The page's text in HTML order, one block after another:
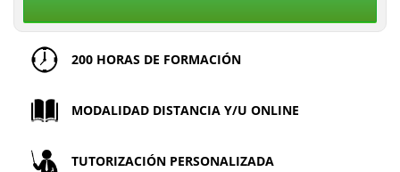
200 HORAS DE FORMACIÓN
MODALIDAD DISTANCIA Y/U ONLINE
TUTORIZACIÓN PERSONALIZADA